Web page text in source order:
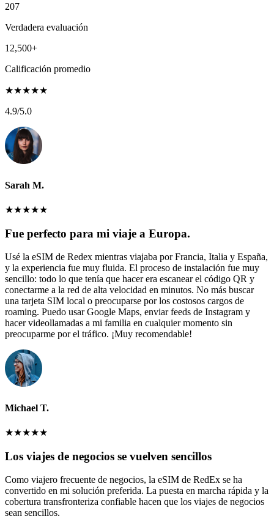
207
Verdadera evaluación
12,500+
Calificación promedio
★★★★★
4.9/5.0
Sarah M.
★★★★★
Fue perfecto para mi viaje a Europa.
Usé la eSIM de Redex mientras viajaba por Francia, Italia y España,
y la experiencia fue muy fluida. El proceso de instalación fue muy
sencillo: todo lo que tenía que hacer era escanear el código QR y
conectarme a la red de alta velocidad en minutos. No más buscar
una tarjeta SIM local o preocuparse por los costosos cargos de
roaming. Puedo usar Google Maps, enviar feeds de Instagram y
hacer videollamadas a mi familia en cualquier momento sin
preocuparme por el tráfico. ¡Muy recomendable!
Michael T.
★★★★★
Los viajes de negocios se vuelven sencillos
Como viajero frecuente de negocios, la eSIM de RedEx se ha
convertido en mi solución preferida. La puesta en marcha rápida y la
cobertura transfronteriza confiable hacen que los viajes de negocios
sean sencillos.